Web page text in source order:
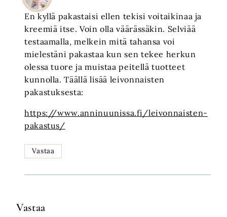
En kyllä pakastaisi ellen tekisi voitaikinaa ja
kreemiä itse. Voin olla väärässäkin. Selviää
testaamalla, melkein mitä tahansa voi
mielestäni pakastaa kun sen tekee herkun
olessa tuore ja muistaa peitellä tuotteet
kunnolla. Täällä lisää leivonnaisten
pakastuksesta:
https://www.anninuunissa.fi/leivonnaisten-
pakastus/
Vastaa
Vastaa